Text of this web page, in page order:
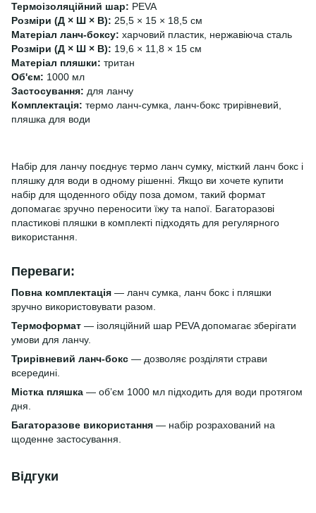
Термоізоляційний шар: PEVA
Розміри (Д × Ш × В): 25,5 × 15 × 18,5 см
Матеріал ланч-боксу: харчовий пластик, нержавіюча сталь
Розміри (Д × Ш × В): 19,6 × 11,8 × 15 см
Матеріал пляшки: тритан
Об'єм: 1000 мл
Застосування: для ланчу
Комплектація: термо ланч-сумка, ланч-бокс трирівневий,
пляшка для води
Набір для ланчу поєднує термо ланч сумку, місткий ланч бокс і
пляшку для води в одному рішенні. Якщо ви хочете купити
набір для щоденного обіду поза домом, такий формат
допомагає зручно переносити їжу та напої. Багаторазові
пластикові пляшки в комплекті підходять для регулярного
використання.
Переваги:
Повна комплектація — ланч сумка, ланч бокс і пляшки
зручно використовувати разом.
Термоформат — ізоляційний шар PEVA допомагає зберігати
умови для ланчу.
Трирівневий ланч-бокс — дозволяє розділяти страви
всередині.
Містка пляшка — обʼєм 1000 мл підходить для води протягом
дня.
Багаторазове використання — набір розрахований на
щоденне застосування.
Відгуки